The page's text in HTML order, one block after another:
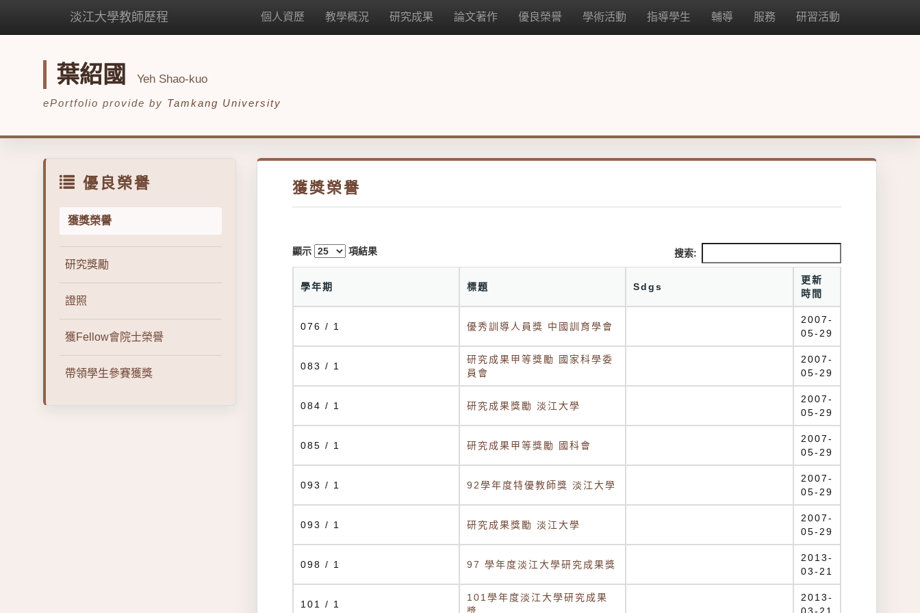
淡江大學教師歷程 個人資歷 教學概況 研究成果 論文著作 優良榮譽 學術活動 指導學生 輔導 服務 研習活動
葉紹國 Yeh Shao-kuo
ePortfolio provide by Tamkang University
優良榮譽
獲獎榮譽
研究獎勵
證照
獲Fellow會院士榮譽
帶領學生參賽獲獎
獲獎榮譽
顯示 項結果 搜索:
學年期 標題 Sdgs
更新
時間
076 / 1 優秀訓導人員獎 中國訓育學會
2007-
05-29
083 / 1
研究成果甲等獎勵 國家科學委
員會
2007-
05-29
084 / 1 研究成果獎勵 淡江大學
2007-
05-29
085 / 1 研究成果甲等獎勵 國科會
2007-
05-29
093 / 1 92學年度特優教師獎 淡江大學
2007-
05-29
093 / 1 研究成果獎勵 淡江大學
2007-
05-29
098 / 1 97 學年度淡江大學研究成果獎
2013-
03-21
101 / 1
101學年度淡江大學研究成果
2013-